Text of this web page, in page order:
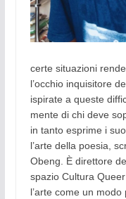
certe situazioni
l’occhio inquisitore
ispirate a queste
mente di chi deve
in tanto esprime i
l’arte della poesia,
Obeng. È direttore
spazio Cultura
l’arte come un